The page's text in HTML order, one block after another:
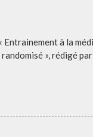
Entrainement à la
», rédigé par